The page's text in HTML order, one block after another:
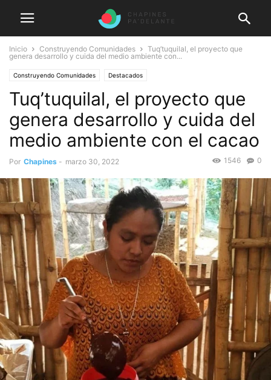
Inicio Construyendo Comunidades
Tuq’tuquilal, el proyecto que
genera desarrollo y cuida del medio ambiente con...
Construyendo Comunidades Destacados
Tuq’tuquilal, el proyecto que
genera desarrollo y cuida del
medio ambiente con el cacao
Por Chapines - marzo 30, 2022 0
1546